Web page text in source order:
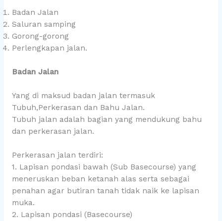
Badan Jalan
Saluran samping
Gorong-gorong
Perlengkapan jalan.
Badan Jalan
Yang di maksud badan jalan termasuk
Tubuh,Perkerasan dan Bahu Jalan.
Tubuh jalan adalah bagian yang mendukung bahu
dan perkerasan jalan.
Perkerasan jalan terdiri:
1. Lapisan pondasi bawah (Sub Basecourse) yang
meneruskan beban ketanah alas serta sebagai
penahan agar butiran tanah tidak naik ke lapisan
muka.
2. Lapisan pondasi (Basecourse)